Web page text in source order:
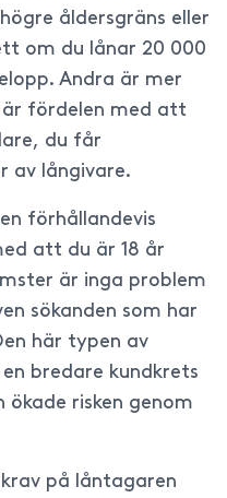
åldersgräns eller
om du lånar 20 000
Andra är mer
fördelen med att
du får
av långivare.
förhållandevis
att du är 18 år
är inga problem
sökanden som har
här typen av
bredare kundkrets
ökade risken genom
på låntagaren